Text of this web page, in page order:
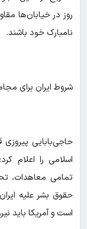
روز در خیابان‌ها
نامبارک خود باشند.
شروط ایران برای
حاجی‌بابایی
اسلامی را اعلام
تمامی معاهدات،
حقوق بشر علیه
است و آمریکا باید